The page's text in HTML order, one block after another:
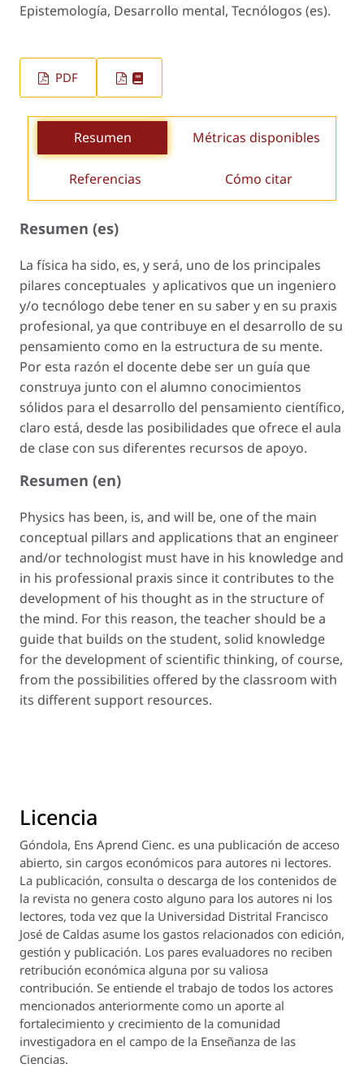
Epistemología, Desarrollo mental, Tecnólogos (es).
PDF
Resumen Métricas disponibles
Referencias Cómo citar
Resumen (es)
La física ha sido, es, y será, uno de los principales
pilares conceptuales y aplicativos que un ingeniero
y/o tecnólogo debe tener en su saber y en su praxis
profesional, ya que contribuye en el desarrollo de su
pensamiento como en la estructura de su mente.
Por esta razón el docente debe ser un guía que
construya junto con el alumno conocimientos
sólidos para el desarrollo del pensamiento científico,
claro está, desde las posibilidades que ofrece el aula
de clase con sus diferentes recursos de apoyo.
Resumen (en)
Physics has been, is, and will be, one of the main
conceptual pillars and applications that an engineer
and/or technologist must have in his knowledge and
in his professional praxis since it contributes to the
development of his thought as in the structure of
the mind. For this reason, the teacher should be a
guide that builds on the student, solid knowledge
for the development of scientific thinking, of course,
from the possibilities offered by the classroom with
its different support resources.
Licencia
Góndola, Ens Aprend Cienc. es una publicación de acceso
abierto, sin cargos económicos para autores ni lectores.
La publicación, consulta o descarga de los contenidos de
la revista no genera costo alguno para los autores ni los
lectores, toda vez que la Universidad Distrital Francisco
José de Caldas asume los gastos relacionados con edición,
gestión y publicación. Los pares evaluadores no reciben
retribución económica alguna por su valiosa
contribución. Se entiende el trabajo de todos los actores
mencionados anteriormente como un aporte al
fortalecimiento y crecimiento de la comunidad
investigadora en el campo de la Enseñanza de las
Ciencias.